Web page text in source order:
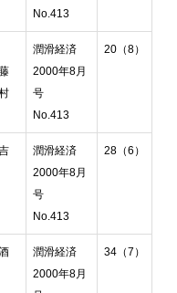
No.413
潤滑経済
2000年8月
号
No.413
20（8）
潤滑経済
2000年8月
号
No.413
28（6）
潤滑経済
2000年8月
34（7）